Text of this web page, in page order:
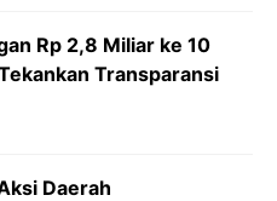
Rp 2,8 Miliar ke 10
Transparansi
Daerah